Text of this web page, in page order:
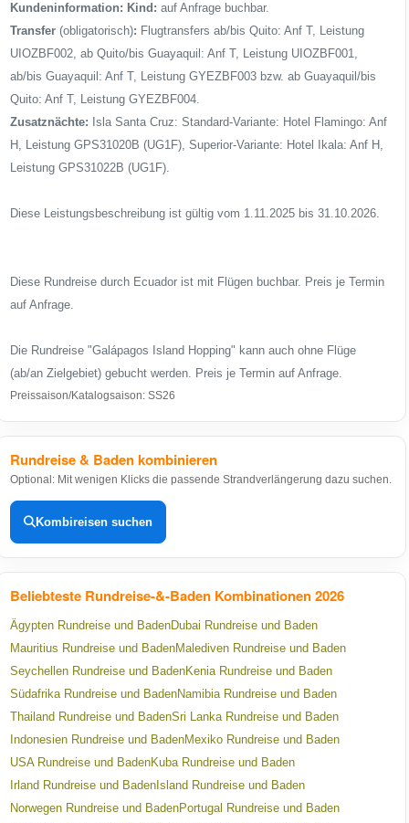
Kundeninformation: Kind: auf Anfrage buchbar.
Transfer (obligatorisch): Flugtransfers ab/bis Quito: Anf T, Leistung
UIOZBF002, ab Quito/bis Guayaquil: Anf T, Leistung UIOZBF001,
ab/bis Guayaquil: Anf T, Leistung GYEZBF003 bzw. ab Guayaquil/bis
Quito: Anf T, Leistung GYEZBF004.
Zusatznächte: Isla Santa Cruz: Standard-Variante: Hotel Flamingo: Anf
H, Leistung GPS31020B (UG1F), Superior-Variante: Hotel Ikala: Anf H,
Leistung GPS31022B (UG1F).
Diese Leistungsbeschreibung ist gültig vom 1.11.2025 bis 31.10.2026.
Diese Rundreise durch Ecuador ist mit Flügen buchbar. Preis je Termin
auf Anfrage.
Die Rundreise "Galápagos Island Hopping" kann auch ohne Flüge
(ab/an Zielgebiet) gebucht werden. Preis je Termin auf Anfrage.
Preissaison/Katalogsaison: SS26
Rundreise & Baden kombinieren
Optional: Mit wenigen Klicks die passende Strandverlängerung dazu suchen.
Kombireisen suchen
Beliebteste Rundreise-&-Baden Kombinationen 2026
Ägypten Rundreise und BadenDubai Rundreise und Baden
Mauritius Rundreise und BadenMalediven Rundreise und Baden
Seychellen Rundreise und BadenKenia Rundreise und Baden
Südafrika Rundreise und BadenNamibia Rundreise und Baden
Thailand Rundreise und BadenSri Lanka Rundreise und Baden
Indonesien Rundreise und BadenMexiko Rundreise und Baden
USA Rundreise und BadenKuba Rundreise und Baden
Irland Rundreise und Baden Island Rundreise und Baden
Norwegen Rundreise und BadenPortugal Rundreise und Baden